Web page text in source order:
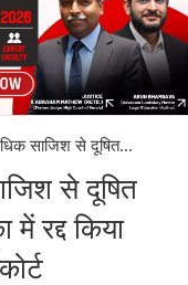
साजिश से दूषित...
से दूषित
में रद्द किया